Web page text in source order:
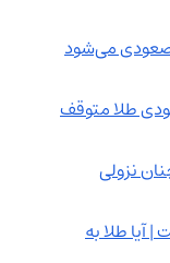
صعودی می‌شود
طلا متوقف
نزولی
۲۷ اردیبهشت | آیا طلا به